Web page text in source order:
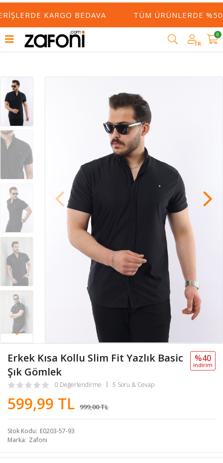
KARGO BEDAVA TÜM ÜRÜNLERDE
TR
0
Erkek Kısa Kollu Slim Fit Yazlık Basic
Şık Gömlek
0 Değerlendirme 5 Soru & Cevap
599,99 TL 999,00 TL
%40
i̇ndi̇ri̇m
Stok Kodu E0203-57-93
Marka Zafoni